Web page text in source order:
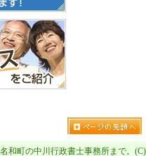
和町の中川行政書士事務所まで。(C)